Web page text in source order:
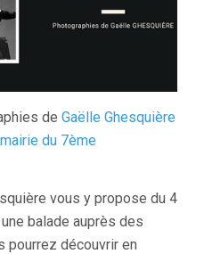
de Gaëlle Ghesquière
mairie du 7ème
vous y propose du 4
balade auprès des
pourrez découvrir en